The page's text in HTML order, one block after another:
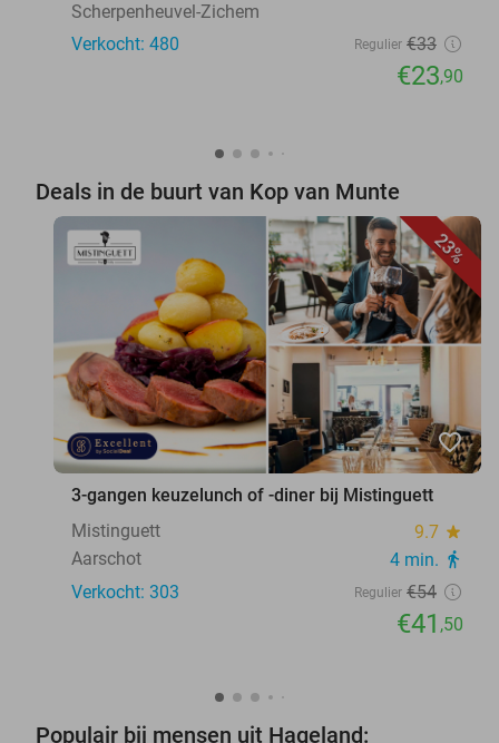
Scherpenheuvel-Zichem
Verkocht: 480
Regulier €33
€23,90
Deals in de buurt van Kop van Munte
23%
favorite_border
3-gangen keuzelunch of -diner bij Mistinguett
Mistinguett
9.7 star
Aarschot 4 min. directions_walk
Verkocht: 303 Regulier €54
€41 ,50
Populair bij mensen uit Hageland: